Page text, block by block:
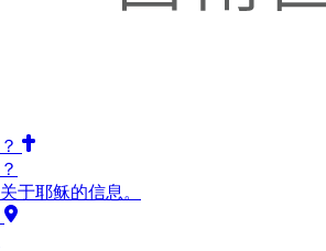
于耶稣的信息。